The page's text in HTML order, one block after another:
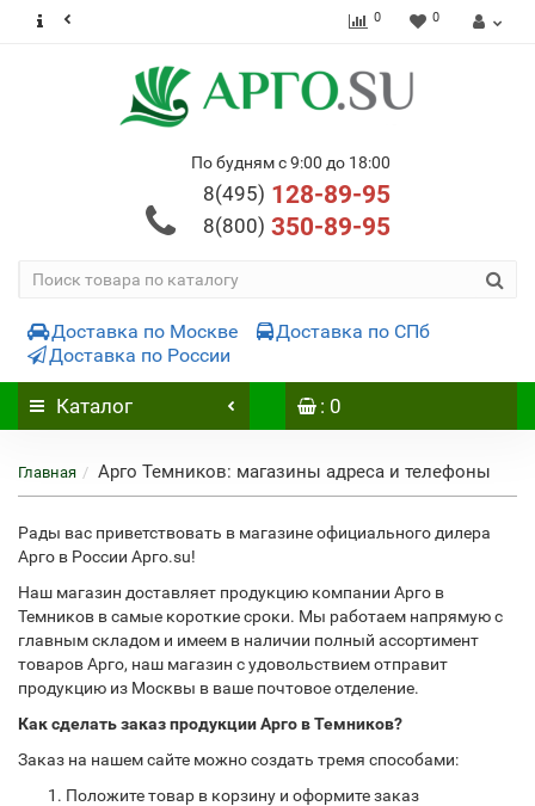
0 0
По будням с 9:00 до 18:00
8(495) 128-89-95
8(800) 350-89-95
Доставка по Москве
Доставка по СПб
Доставка по России
Каталог : 0
Главная Арго Темников: магазины адреса и телефоны
Рады вас приветствовать в магазине официального дилера
Арго в России Арго.su!
Наш магазин доставляет продукцию компании Арго в
Темников в самые короткие сроки. Мы работаем напрямую с
главным складом и имеем в наличии полный ассортимент
товаров Арго, наш магазин с удовольствием отправит
продукцию из Москвы в ваше почтовое отделение.
Как сделать заказ продукции Арго в Темников?
Заказ на нашем сайте можно создать тремя способами:
Положите товар в корзину и оформите заказ